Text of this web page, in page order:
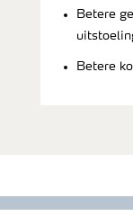
Betere
Betere